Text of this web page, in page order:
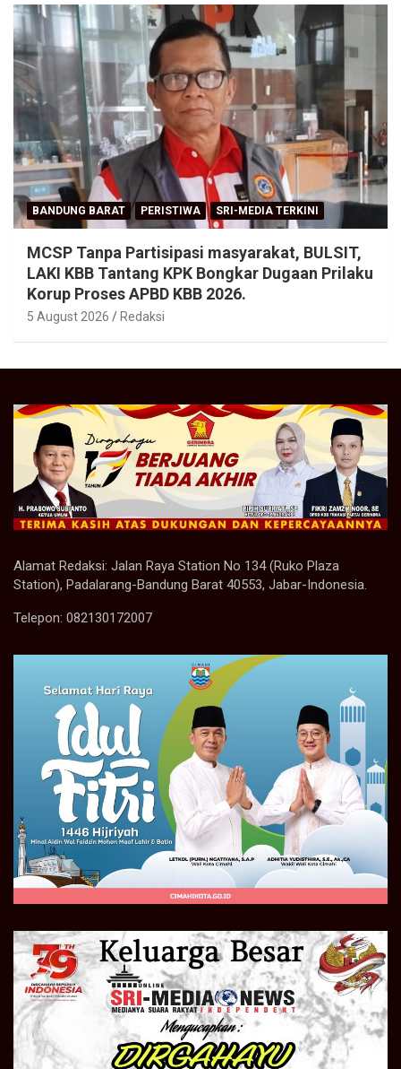
BANDUNG BARAT PERISTIWA SRI-MEDIA TERKINI
MCSP Tanpa Partisipasi masyarakat, BULSIT,
LAKI KBB Tantang KPK Bongkar Dugaan Prilaku
Korup Proses APBD KBB 2026.
5 August 2026 Redaksi
Alamat Redaksi: Jalan Raya Station No 134 (Ruko Plaza
Station), Padalarang-Bandung Barat 40553, Jabar-Indonesia.
Telepon: 082130172007